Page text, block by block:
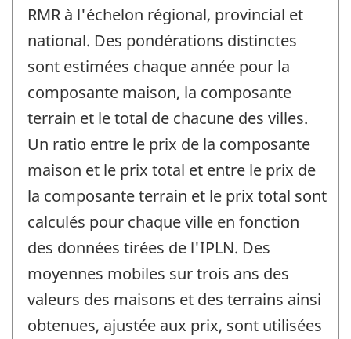
RMR à l'échelon régional, provincial et
national. Des pondérations distinctes
sont estimées chaque année pour la
composante maison, la composante
terrain et le total de chacune des villes.
Un ratio entre le prix de la composante
maison et le prix total et entre le prix de
la composante terrain et le prix total sont
calculés pour chaque ville en fonction
des données tirées de l'IPLN. Des
moyennes mobiles sur trois ans des
valeurs des maisons et des terrains ainsi
obtenues, ajustée aux prix, sont utilisées